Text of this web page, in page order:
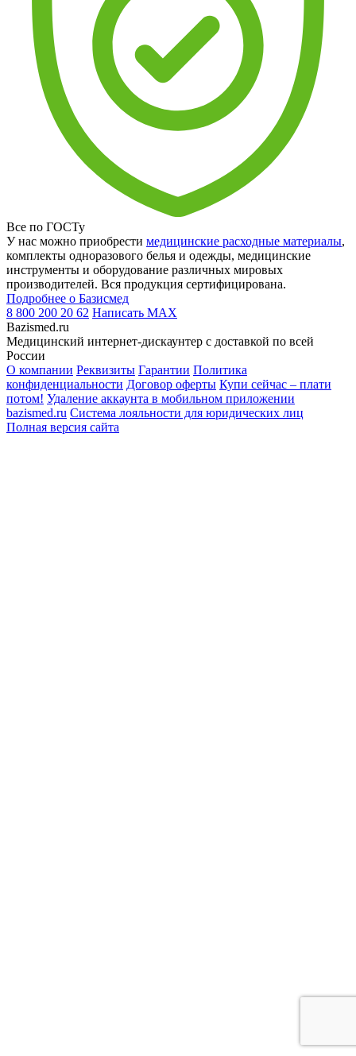
Все по ГОСТу
У нас можно приобрести медицинские расходные материалы,
комплекты одноразового белья и одежды, медицинские
инструменты и оборудование различных мировых
производителей. Вся продукция сертифицирована.
Подробнее о Базисмед
8 800 200 20 62 Написать MAX
Bazismed.ru
Медицинский интернет-дискаунтер с доставкой по всей
России
О компании Реквизиты Гарантии Политика
конфиденциальности Договор оферты Купи сейчас – плати
потом! Удаление аккаунта в мобильном приложении
bazismed.ru Система лояльности для юридических лиц
Полная версия сайта